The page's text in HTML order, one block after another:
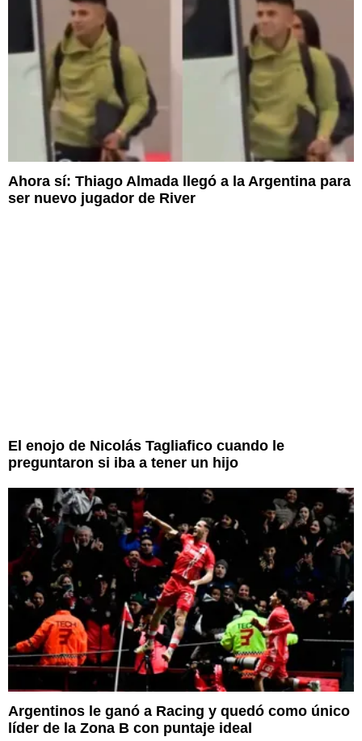
Ahora sí: Thiago Almada llegó a la Argentina para
ser nuevo jugador de River
El enojo de Nicolás Tagliafico cuando le
preguntaron si iba a tener un hijo
Argentinos le ganó a Racing y quedó como único
líder de la Zona B con puntaje ideal